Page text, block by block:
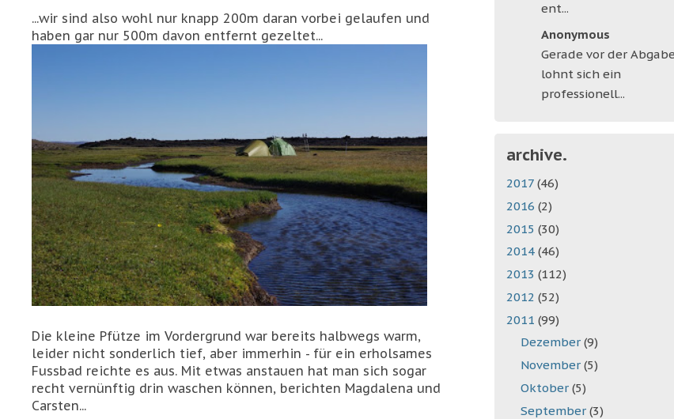
...wir sind also wohl nur knapp 200m daran vorbei gelaufen und
haben gar nur 500m davon entfernt gezeltet...
Die kleine Pfütze im Vordergrund war bereits halbwegs warm,
leider nicht sonderlich tief, aber immerhin - für ein erholsames
Fussbad reichte es aus. Mit etwas anstauen hat man sich sogar
recht vernünftig drin waschen können, berichten Magdalena und
Carsten...
ent...
Anonymous
Gerade vor der Abgabe
lohnt sich ein
professionell...
archive.
2017 (46)
2016 (2)
2015 (30)
2014 (46)
2013 (112)
2012 (52)
2011 (99)
Dezember (9)
November (5)
Oktober (5)
September (3)